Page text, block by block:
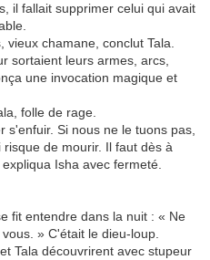
il fallait supprimer celui qui avait
chamane, conclut Tala.
sortaient leurs armes, arcs,
une invocation magique et
folle de rage.
s'enfuir. Si nous ne le tuons pas,
de mourir. Il faut dès à
Isha avec fermeté.
entendre dans la nuit : « Ne
» C'était le dieu-loup.
Tala découvrirent avec stupeur